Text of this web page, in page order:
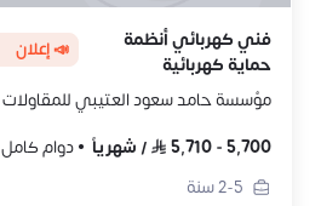
فني كهربائي أنظمة
حماية كهربائية
📣 إعلان
مؤسسة حامد سعود العتيبي للمقاولات
5,700
-
5,710
/ شهرياً
دوام كامل
2-5سنة